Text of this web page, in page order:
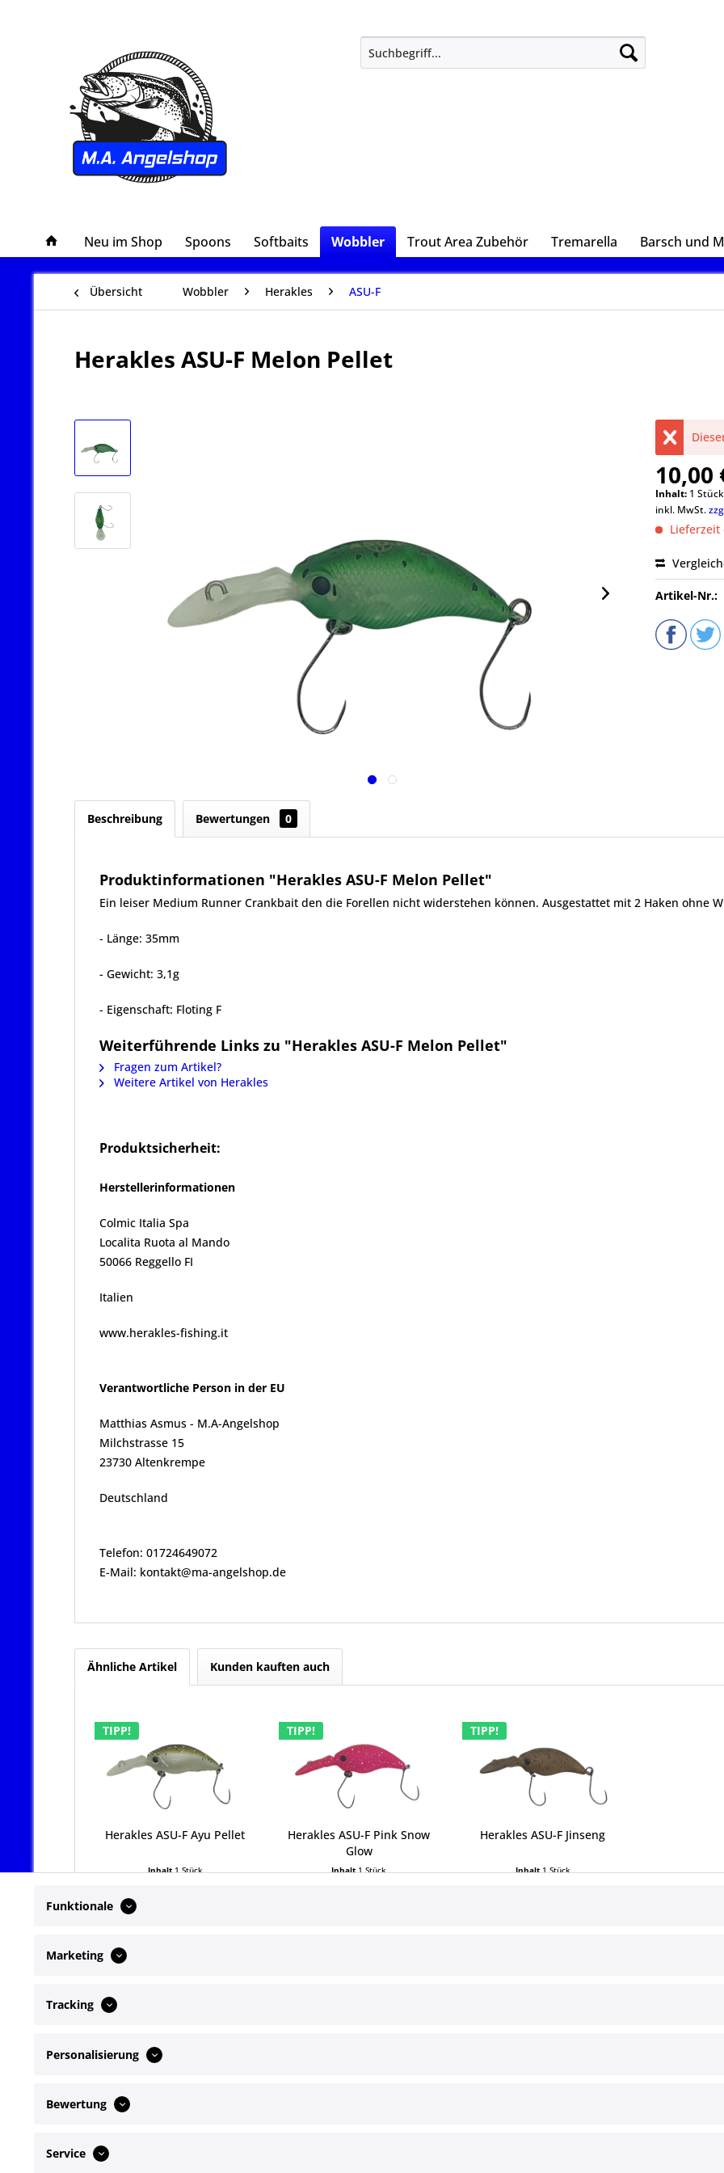
Neu im Shop Spoons Softbaits Wobbler Trout Area Zubehör Tremarella Barsch und
Übersicht Wobbler Herakles ASU-F
Herakles ASU-F Melon Pellet
10,00
Inhalt: 1 Stück
inkl. MwSt.
Lieferzeit
Artikel-Nr.:
Beschreibung Bewertungen 0
Produktinformationen "Herakles ASU-F Melon Pellet"
Ein leiser Medium Runner Crankbait den die Forellen nicht widerstehen können. Ausgestattet mit 2 Haken ohne
- Länge: 35mm
- Gewicht: 3,1g
- Eigenschaft: Floting F
Weiterführende Links zu "Herakles ASU-F Melon Pellet"
Fragen zum Artikel?
Weitere Artikel von Herakles
Produktsicherheit:
Herstellerinformationen
Colmic Italia Spa
Localita Ruota al Mando
50066 Reggello FI
Italien
www.herakles-fishing.it
Verantwortliche Person in der EU
Matthias Asmus - M.A-Angelshop
Milchstrasse 15
23730 Altenkrempe
Deutschland
Telefon: 01724649072
E-Mail: kontakt@ma-angelshop.de
Ähnliche Artikel Kunden kauften auch
TIPP!
Herakles ASU-F Ayu Pellet
Inhalt1 Stück
TIPP!
Herakles ASU-F Pink Snow
Glow
Inhalt1 Stück
TIPP!
Herakles ASU-F Jinseng
Inhalt1 Stück
Telefonische Unterstützung und Beratung
+49172 4649072
Funktionale
Marketing
Tracking
Personalisierung
Bewertung
Service